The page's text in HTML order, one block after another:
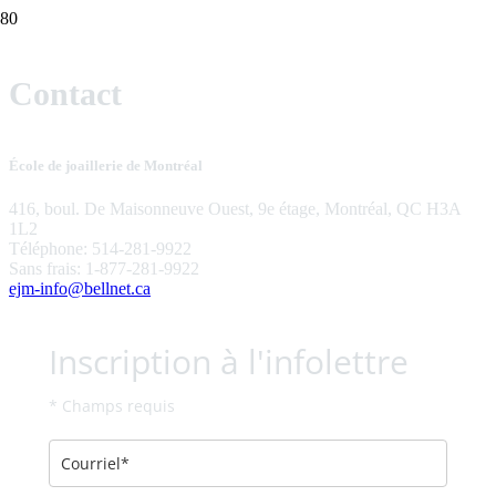
Contact
École de joaillerie de Montréal
416, boul. De Maisonneuve Ouest, 9e étage, Montréal, QC H3A
1L2
Téléphone: 514-281-9922
Sans frais: 1-877-281-9922
ejm-info@bellnet.ca
Inscription à l'infolettre
* Champs requis